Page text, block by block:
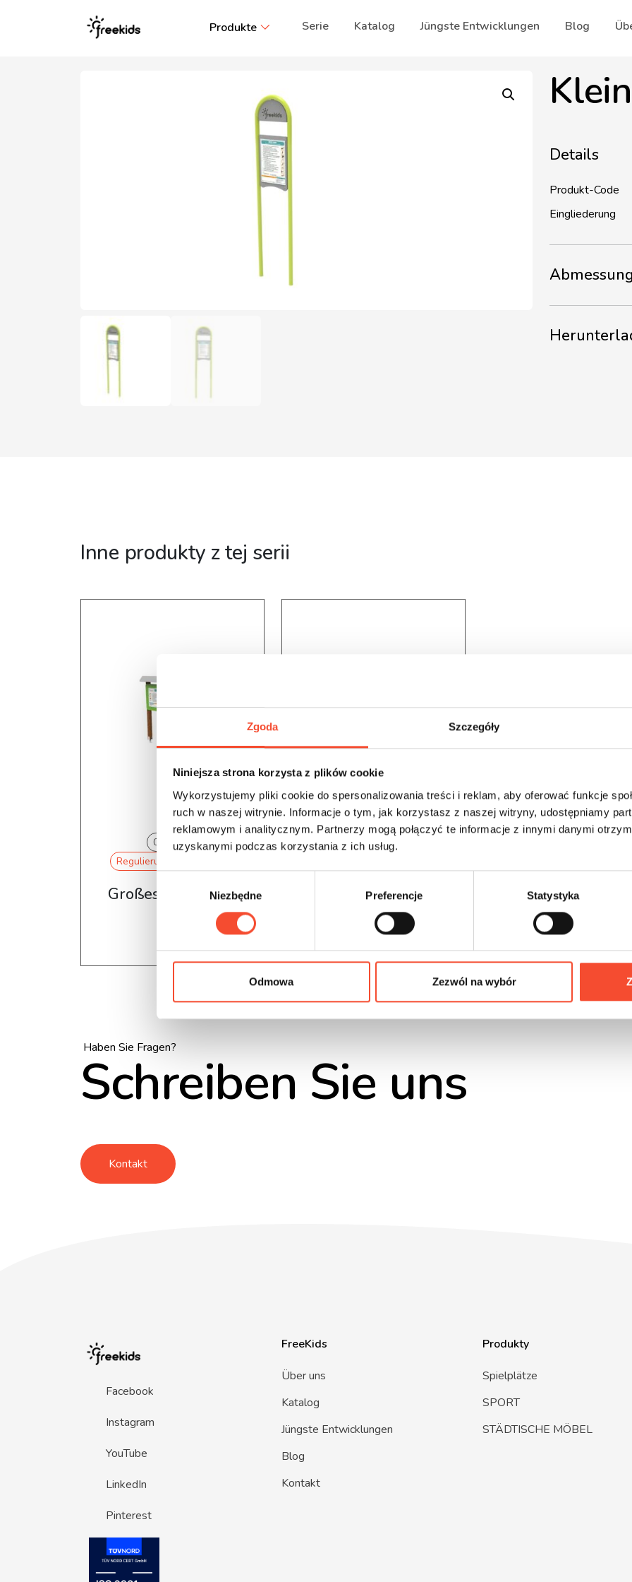
Zgoda Szczegóły
Niniejsza strona korzysta z plików cookie
Wykorzystujemy pliki cookie do spersonalizowania treści i reklam, aby oferować funkcje
ruch w naszej witrynie. Informacje o tym, jak korzystasz z naszej witryny, udostępniamy
reklamowym i analitycznym. Partnerzy mogą połączyć te informacje z innymi danymi
uzyskanymi podczas korzystania z ich usług.
y
z
d
Niezbędne Preferencje Statystyka
Odmowa Zezwól na wybór
Produkte Serie Katalog Jüngste Entwicklungen Blog
Details
Produkt-Code
Eingliederung
Inne produkty z tej serii
0015004
Regulierungsausschüsse
Großes Holzschild
0015002
Große Stahlplatte
Haben Sie Fragen?
Schreiben Sie uns
Kontakt
Facebook
Instagram
YouTube
LinkedIn
Pinterest
FreeKids
Über uns
Katalog
Jüngste Entwicklungen
Blog
Kontakt
Produkty
Spielplätze
SPORT
STÄDTISCHE MÖBEL